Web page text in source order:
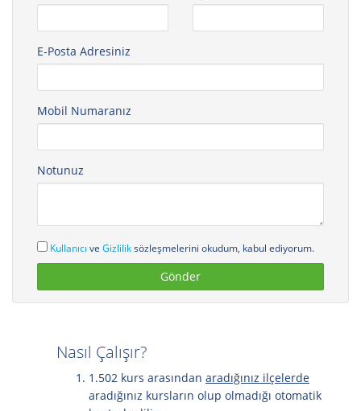
E-Posta Adresiniz
Mobil Numaranız
Notunuz
Kullanıcı ve Gizliliksözleşmelerini okudum, kabul ediyorum.
Nasıl Çalışır?
1.502 kurs arasından aradığınız ilçelerde
aradığınız kursların olup olmadığı otomatik